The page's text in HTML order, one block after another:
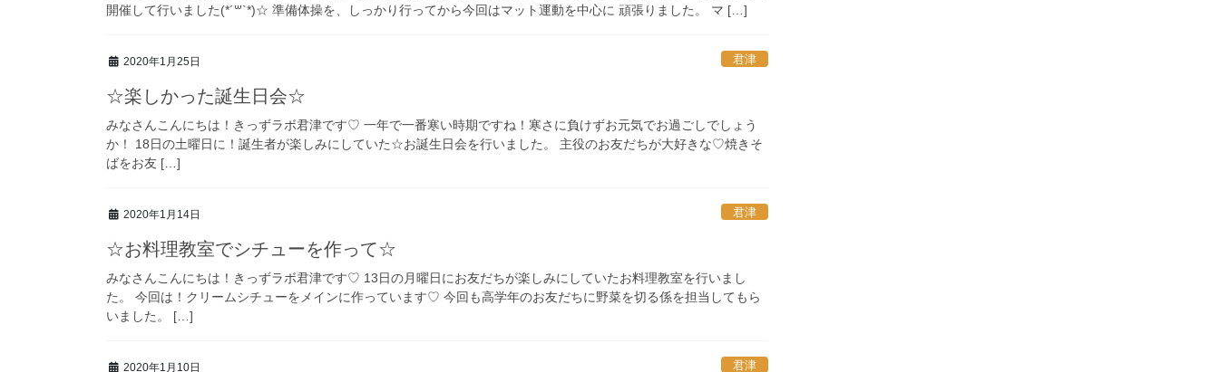
開催して行いました(*´꒳`*)☆ 準備体操を、しっかり行ってから今回はマット運動を中心に 頑張りました。 マ […]
2020年1月25日 君津
☆楽しかった誕生日会☆
みなさんこんにちは！きっずラボ君津です♡ 一年で一番寒い時期ですね！寒さに負けずお元気でお過ごしでしょう
か！ 18日の土曜日に！誕生者が楽しみにしていた☆お誕生日会を行いました。 主役のお友だちが大好きな♡焼きそ
ばをお友 […]
2020年1月14日 君津
☆お料理教室でシチューを作って☆
みなさんこんにちは！きっずラボ君津です♡ 13日の月曜日にお友だちが楽しみにしていたお料理教室を行いまし
た。 今回は！クリームシチューをメインに作っています♡ 今回も高学年のお友だちに野菜を切る係を担当してもら
いました。 […]
2020年1月10日 君津